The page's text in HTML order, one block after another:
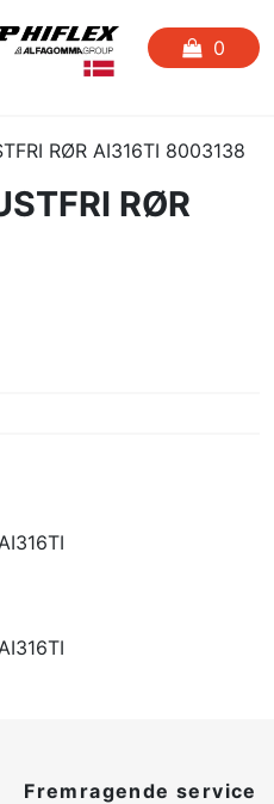
0
RØR AI316TI 8003138
RØR
Fremragende service